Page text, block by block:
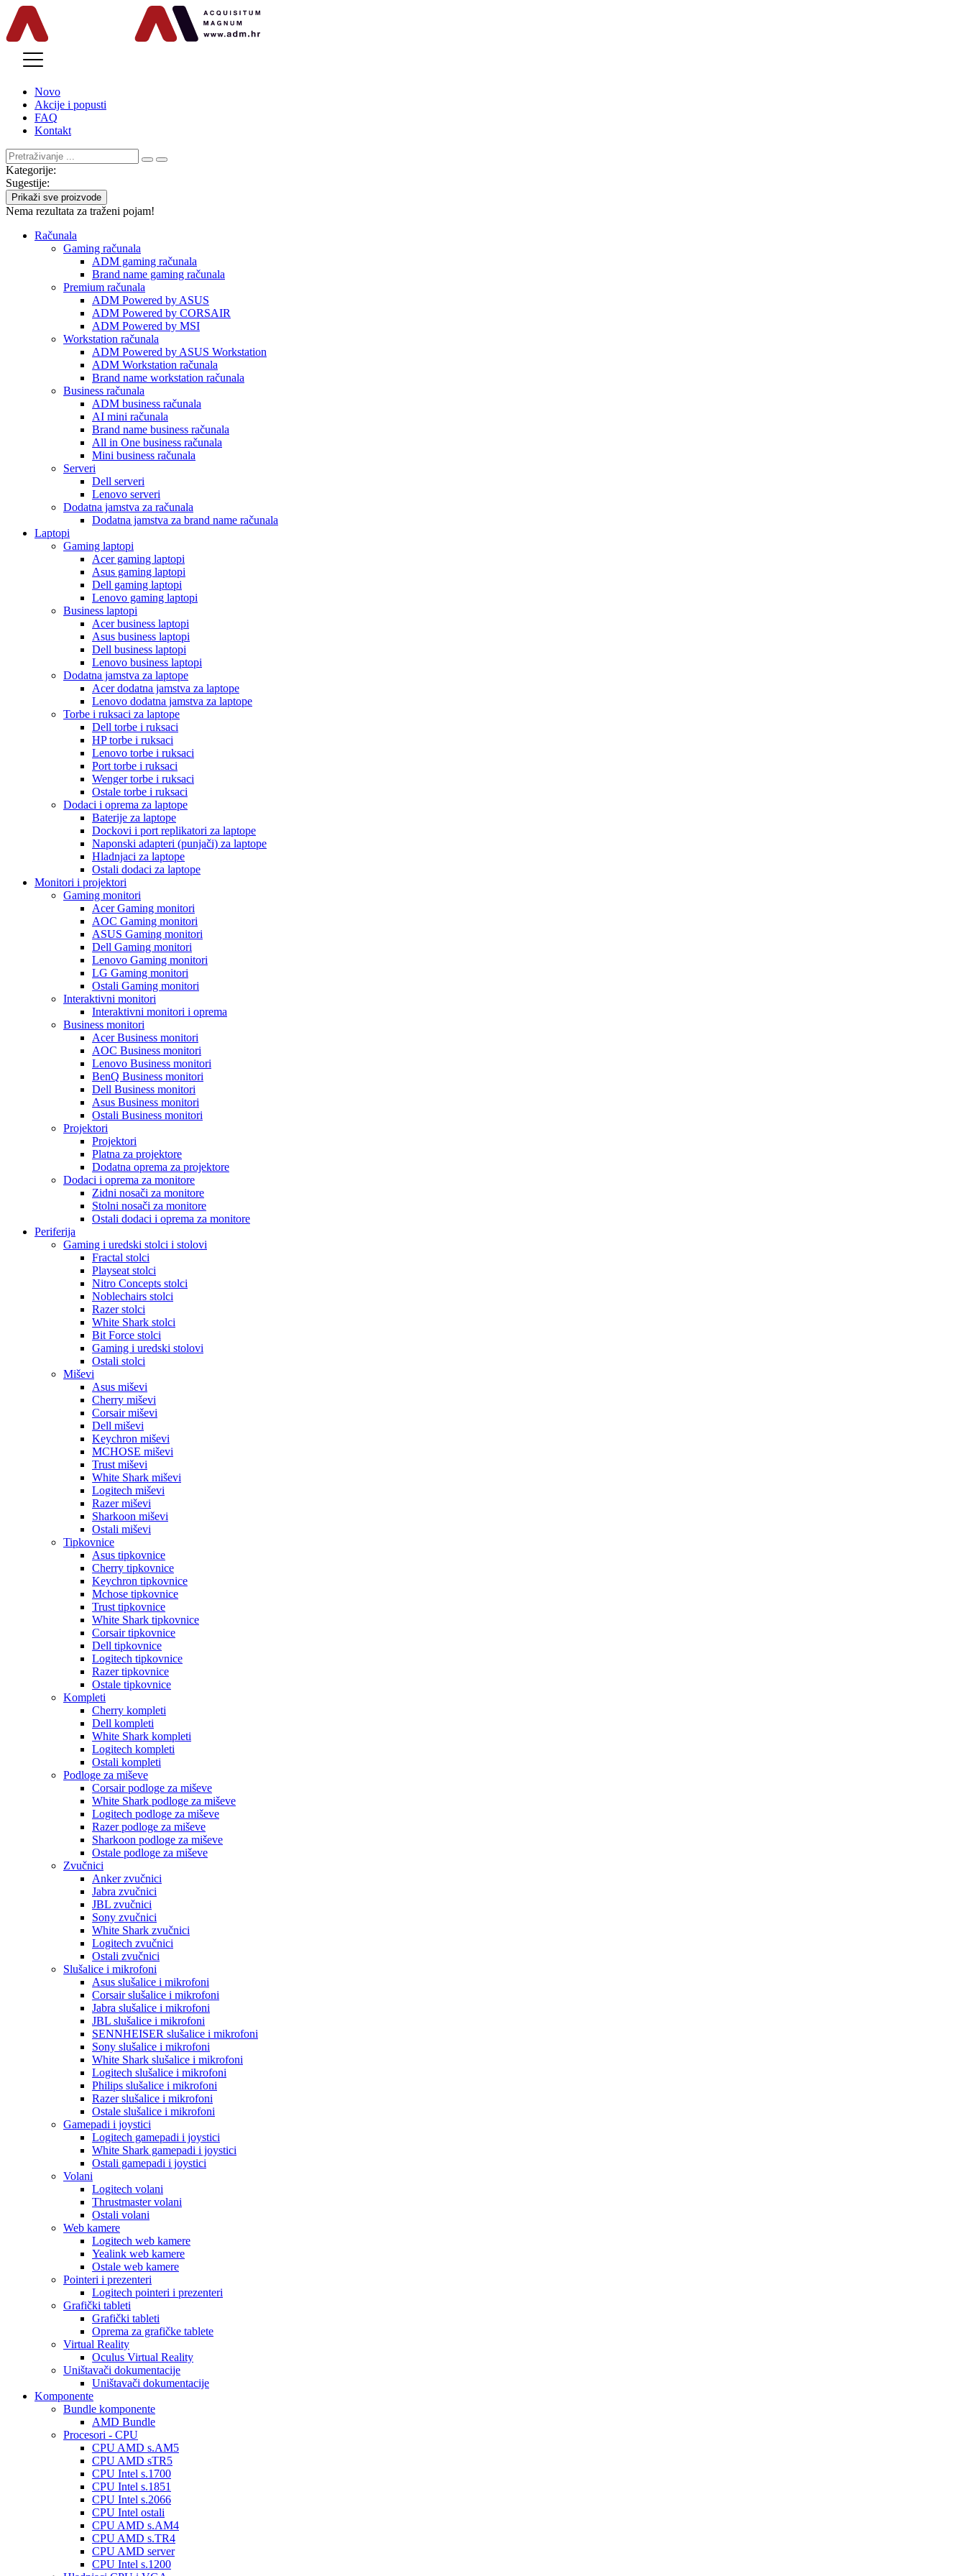
Novo
Akcije i popusti
FAQ
Kontakt
Kategorije:
Sugestije:
Prikaži sve proizvode
Nema rezultata za traženi pojam!
Računala
Gaming računala
ADM gaming računala
Brand name gaming računala
Premium računala
ADM Powered by ASUS
ADM Powered by CORSAIR
ADM Powered by MSI
Workstation računala
ADM Powered by ASUS Workstation
ADM Workstation računala
Brand name workstation računala
Business računala
ADM business računala
AI mini računala
Brand name business računala
All in One business računala
Mini business računala
Serveri
Dell serveri
Lenovo serveri
Dodatna jamstva za računala
Dodatna jamstva za brand name računala
Laptopi
Gaming laptopi
Acer gaming laptopi
Asus gaming laptopi
Dell gaming laptopi
Lenovo gaming laptopi
Business laptopi
Acer business laptopi
Asus business laptopi
Dell business laptopi
Lenovo business laptopi
Dodatna jamstva za laptope
Acer dodatna jamstva za laptope
Lenovo dodatna jamstva za laptope
Torbe i ruksaci za laptope
Dell torbe i ruksaci
HP torbe i ruksaci
Lenovo torbe i ruksaci
Port torbe i ruksaci
Wenger torbe i ruksaci
Ostale torbe i ruksaci
Dodaci i oprema za laptope
Baterije za laptope
Dockovi i port replikatori za laptope
Naponski adapteri (punjači) za laptope
Hladnjaci za laptope
Ostali dodaci za laptope
Monitori i projektori
Gaming monitori
Acer Gaming monitori
AOC Gaming monitori
ASUS Gaming monitori
Dell Gaming monitori
Lenovo Gaming monitori
LG Gaming monitori
Ostali Gaming monitori
Interaktivni monitori
Interaktivni monitori i oprema
Business monitori
Acer Business monitori
AOC Business monitori
Lenovo Business monitori
BenQ Business monitori
Dell Business monitori
Asus Business monitori
Ostali Business monitori
Projektori
Projektori
Platna za projektore
Dodatna oprema za projektore
Dodaci i oprema za monitore
Zidni nosači za monitore
Stolni nosači za monitore
Ostali dodaci i oprema za monitore
Periferija
Gaming i uredski stolci i stolovi
Fractal stolci
Playseat stolci
Nitro Concepts stolci
Noblechairs stolci
Razer stolci
White Shark stolci
Bit Force stolci
Gaming i uredski stolovi
Ostali stolci
Miševi
Asus miševi
Cherry miševi
Corsair miševi
Dell miševi
Keychron miševi
MCHOSE miševi
Trust miševi
White Shark miševi
Logitech miševi
Razer miševi
Sharkoon miševi
Ostali miševi
Tipkovnice
Asus tipkovnice
Cherry tipkovnice
Keychron tipkovnice
Mchose tipkovnice
Trust tipkovnice
White Shark tipkovnice
Corsair tipkovnice
Dell tipkovnice
Logitech tipkovnice
Razer tipkovnice
Ostale tipkovnice
Kompleti
Cherry kompleti
Dell kompleti
White Shark kompleti
Logitech kompleti
Ostali kompleti
Podloge za miševe
Corsair podloge za miševe
White Shark podloge za miševe
Logitech podloge za miševe
Razer podloge za miševe
Sharkoon podloge za miševe
Ostale podloge za miševe
Zvučnici
Anker zvučnici
Jabra zvučnici
JBL zvučnici
Sony zvučnici
White Shark zvučnici
Logitech zvučnici
Ostali zvučnici
Slušalice i mikrofoni
Asus slušalice i mikrofoni
Corsair slušalice i mikrofoni
Jabra slušalice i mikrofoni
JBL slušalice i mikrofoni
SENNHEISER slušalice i mikrofoni
Sony slušalice i mikrofoni
White Shark slušalice i mikrofoni
Logitech slušalice i mikrofoni
Philips slušalice i mikrofoni
Razer slušalice i mikrofoni
Ostale slušalice i mikrofoni
Gamepadi i joystici
Logitech gamepadi i joystici
White Shark gamepadi i joystici
Ostali gamepadi i joystici
Volani
Logitech volani
Thrustmaster volani
Ostali volani
Web kamere
Logitech web kamere
Yealink web kamere
Ostale web kamere
Pointeri i prezenteri
Logitech pointeri i prezenteri
Grafički tableti
Grafički tableti
Oprema za grafičke tablete
Virtual Reality
Oculus Virtual Reality
Uništavači dokumentacije
Uništavači dokumentacije
Komponente
Bundle komponente
AMD Bundle
Procesori - CPU
CPU AMD s.AM5
CPU AMD sTR5
CPU Intel s.1700
CPU Intel s.1851
CPU Intel s.2066
CPU Intel ostali
CPU AMD s.AM4
CPU AMD s.TR4
CPU AMD server
CPU Intel s.1200